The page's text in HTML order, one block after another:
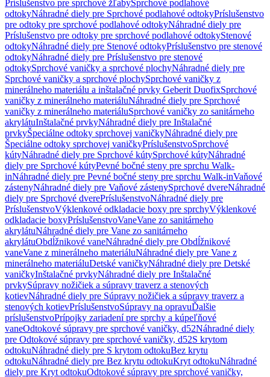
Príslušenstvo pre sprchové žľabySprchové podlahové
odtokyNáhradné diely pre Sprchové podlahové odtokyPríslušenstvo
pre odtoky pre sprchové podlahové odtokyNáhradné diely pre
Príslušenstvo pre odtoky pre sprchové podlahové odtokyStenové
odtokyNáhradné diely pre Stenové odtokyPríslušenstvo pre stenové
odtokyNáhradné diely pre Príslušenstvo pre stenové
odtokySprchové vaničky a sprchové plochyNáhradné diely pre
Sprchové vaničky a sprchové plochySprchové vaničky z
minerálneho materiálu a inštalačné prvky Geberit DuofixSprchové
vaničky z minerálneho materiáluNáhradné diely pre Sprchové
vaničky z minerálneho materiáluSprchové vaničky zo sanitárneho
akrylátuInštalačné prvkyNáhradné diely pre Inštalačné
prvkyŠpeciálne odtoky sprchovej vaničkyNáhradné diely pre
Špeciálne odtoky sprchovej vaničkyPríslušenstvoSprchové
kútyNáhradné diely pre Sprchové kútySprchové kútyNáhradné
diely pre Sprchové kútyPevné bočné steny pre sprchu Walk-
inNáhradné diely pre Pevné bočné steny pre sprchu Walk-inVaňové
zástenyNáhradné diely pre Vaňové zástenySprchové dvereNáhradné
diely pre Sprchové dverePríslušenstvoNáhradné diely pre
PríslušenstvoVýklenkové odkladacie boxy pre sprchyVýklenkové
odkladacie boxyPríslušenstvoVaneVane zo sanitárneho
akrylátuNáhradné diely pre Vane zo sanitárneho
akrylátuObdĺžnikové vaneNáhradné diely pre Obdĺžnikové
vaneVane z minerálneho materiáluNáhradné diely pre Vane z
minerálneho materiáluDetské vaničkyNáhradné diely pre Detské
vaničkyInštalačné prvkyNáhradné diely pre Inštalačné
prvkySúpravy nožičiek a súpravy traverz a stenových
kotievNáhradné diely pre Súpravy nožičiek a súpravy traverz a
stenových kotievPríslušenstvoSúpravy na opravuĎalšie
príslušenstvoPrípojky zariadení pre sprchy a kúpeľňové
vaneOdtokové súpravy pre sprchové vaničky, d52Náhradné diely
pre Odtokové súpravy pre sprchové vaničky, d52S krytom
odtokuNáhradné diely pre S krytom odtokuBez krytu
odtokuNáhradné diely pre Bez krytu odtokuKryt odtokuNáhradné
diely pre Kryt odtokuOdtokové súpravy pre sprchové vaničky,